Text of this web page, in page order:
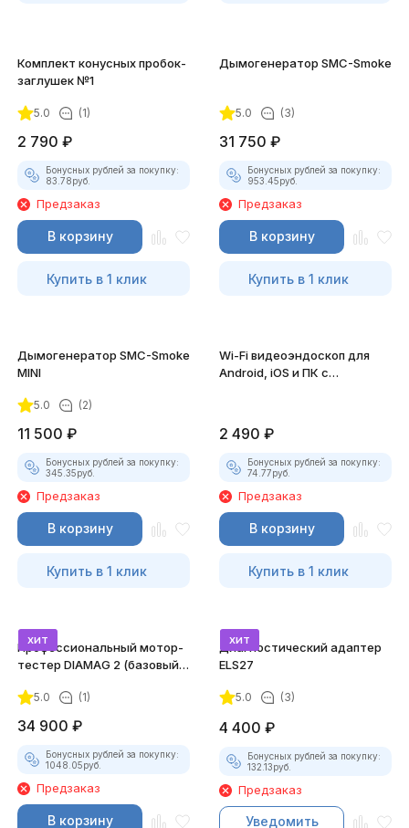
Комплект конусных пробок-
заглушек №1
5.0 (1)
2 790 ₽
Бонусных рублей за покупку:
83.78руб.
Предзаказ
В корзину
Купить в 1 клик
Дымогенератор SMC-Smoke
5.0 (3)
31 750 ₽
Бонусных рублей за покупку:
953.45руб.
Предзаказ
В корзину
Купить в 1 клик
Дымогенератор SMC-Smoke
MINI
5.0 (2)
11 500 ₽
Бонусных рублей за покупку:
345.35руб.
Предзаказ
В корзину
Купить в 1 клик
Wi-Fi видеоэндоскоп для
Android, iOS и ПК с
2 490 ₽
Бонусных рублей за покупку:
74.77руб.
Предзаказ
В корзину
Купить в 1 клик
хит
Профессиональный мотор-
тестер DIAMAG 2 (базовый
5.0 (1)
34 900 ₽
Бонусных рублей за покупку:
1048.05руб.
Предзаказ
В корзину
хит
Диагностический адаптер
ELS27
5.0 (3)
4 400 ₽
Бонусных рублей за покупку:
132.13руб.
Предзаказ
Уведомить